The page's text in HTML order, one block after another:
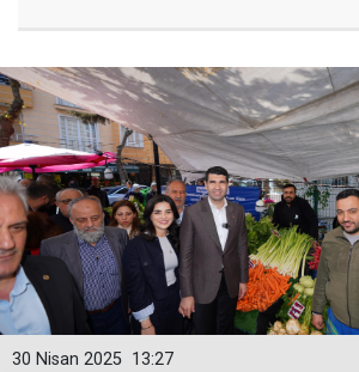
13:27
30 Nisan 2025